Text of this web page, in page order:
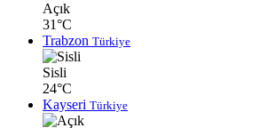
Açık
31°C
Trabzon Türkiye
Sisli
24°C
Kayseri Türkiye